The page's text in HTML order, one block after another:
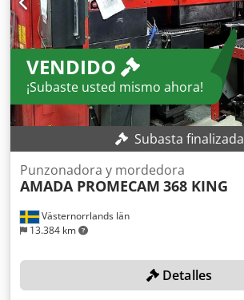
VENDIDO
¡Subaste usted mismo ahora!
Subasta finalizada
Västernorrlands län
13.384 km
Punzonadora y mordedora
AMADA PROMECAM 368 KING
Detalles